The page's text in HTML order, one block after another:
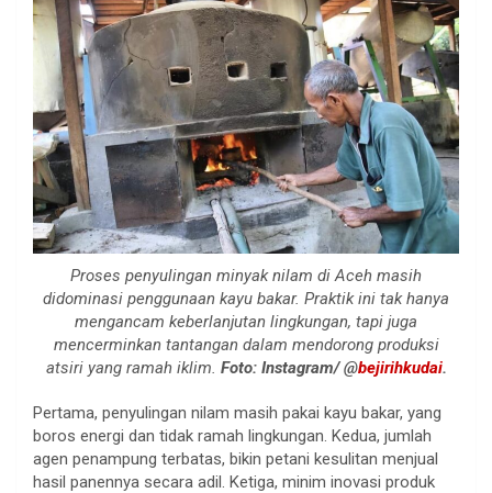
Proses penyulingan minyak nilam di Aceh masih
didominasi penggunaan kayu bakar. Praktik ini tak hanya
mengancam keberlanjutan lingkungan, tapi juga
mencerminkan tantangan dalam mendorong produksi
atsiri yang ramah iklim. Foto: Instagram/ @bejirihkudai.
Pertama, penyulingan nilam masih pakai kayu bakar, yang
boros energi dan tidak ramah lingkungan. Kedua, jumlah
agen penampung terbatas, bikin petani kesulitan menjual
hasil panennya secara adil. Ketiga, minim inovasi produk